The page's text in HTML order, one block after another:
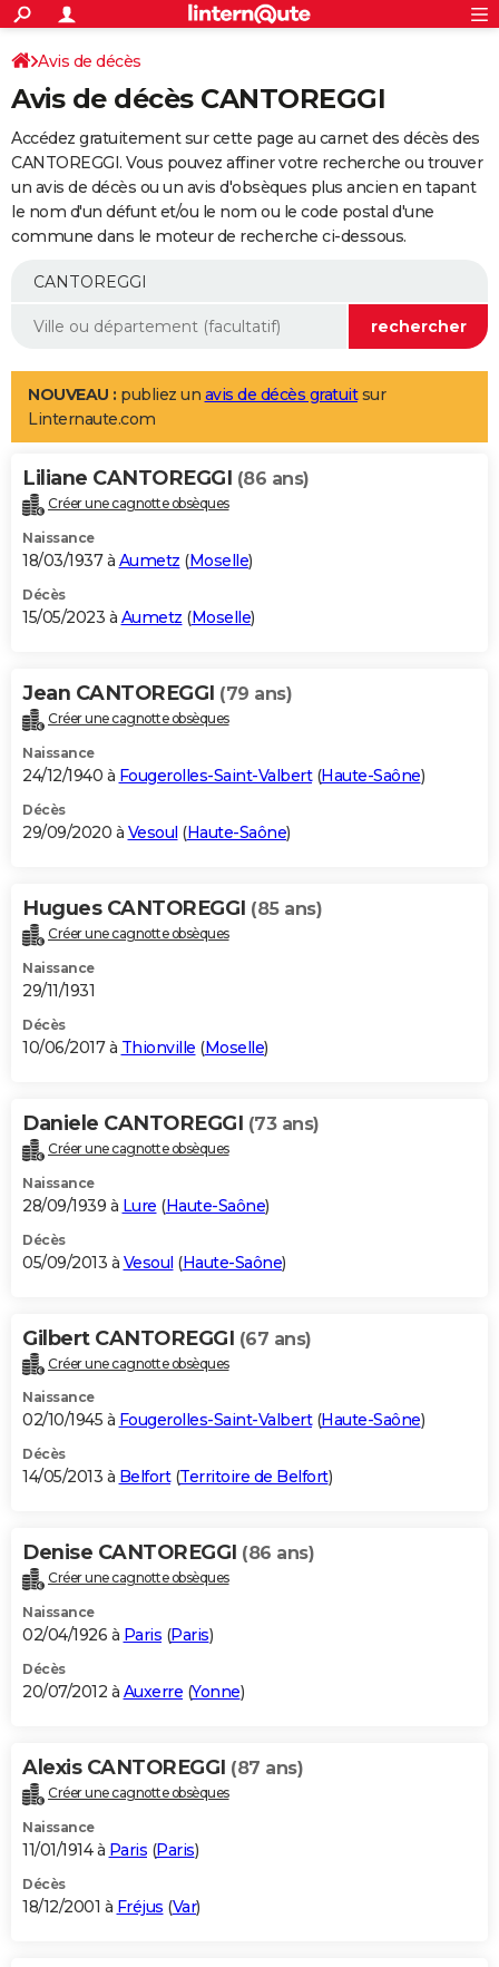
ACTUALITÉS
Politique
Société
Faits Divers
Education
Monde
Villes
+
SPORT
Coupe du monde 2026
Football
Tennis
Cyclisme
Rugby
Forum
Programme TV
TNT
Streaming
Cinéma
Sorties cinéma
Musique
+
FINANCE
Impôts
Immobilier
Risques naturels par ville
Banque
Assurance
Crédit
AUTO
Essais
Réserver un essai
Citadines
Berlines
SUV
Forum auto
+
Mobiles
Meilleur smartphone
Internet
Ordinateurs
Jeux vidéo
Guide high-tech
Aménagement intérieur
LIFESTYLE
Art de vivre
Bien-être
Loisirs
Mode
Modes de vie
Alimentation
Guide de la santé
Maladies
Médicaments
Sommeil
VOYAGE
Destinations
City break
Voyage nature
Voyage de noces
Forum
Climat
+PHOTO
GUIDES D'ACHAT
BONS PLANS
Carte de Noël
Carte Bonne année
Carte Saint-Valentin
Carte Pâques
Carte d'anniversaire
DICTIONNAIRE
Dictionnaire
Biographies
Citations
Expressions
Proverbes
PROGRAMME TV
S'inscrire
Se connecter
Lycées
Collèges
Primaires
Universités
Entreprises
Service militaire
Avis de recherche
AVIS DE DÉCÈS
Bricolage
Lifestyle
Culture
Sport
Auto
Television
Voyage
Cinema
Avis de décès
Avis de décès CANTOREGGI
Accédez gratuitement sur cette page au carnet des décès des
CANTOREGGI. Vous pouvez affiner votre recherche ou trouver
un avis de décès ou un avis d'obsèques plus ancien en tapant
le nom d'un défunt et/ou le nom ou le code postal d'une
commune dans le moteur de recherche ci-dessous.
NOUVEAU : publiez un avis de décès gratuitsur
Linternaute.com
Liliane CANTOREGGI (86 ans)
Créer une cagnotte obsèques
Naissance
18/03/1937 à Aumetz (Moselle)
Décès
15/05/2023 à Aumetz (Moselle)
Jean CANTOREGGI (79 ans)
Créer une cagnotte obsèques
Naissance
24/12/1940 à Fougerolles-Saint-Valbert(Haute-Saône)
Décès
29/09/2020 à Vesoul (Haute-Saône)
Hugues CANTOREGGI (85 ans)
Créer une cagnotte obsèques
Naissance
29/11/1931
Décès
10/06/2017 à Thionville (Moselle)
Daniele CANTOREGGI (73 ans)
Créer une cagnotte obsèques
Naissance
28/09/1939 à Lure (Haute-Saône)
Décès
05/09/2013 à Vesoul (Haute-Saône)
Gilbert CANTOREGGI (67 ans)
Créer une cagnotte obsèques
Naissance
02/10/1945 à Fougerolles-Saint-Valbert(Haute-Saône)
Décès
14/05/2013 à Belfort(Territoire de Belfort)
Denise CANTOREGGI (86 ans)
Créer une cagnotte obsèques
Naissance
02/04/1926 à Paris (Paris)
Décès
20/07/2012 à Auxerre (Yonne)
Alexis CANTOREGGI (87 ans)
Créer une cagnotte obsèques
Naissance
11/01/1914 à Paris (Paris)
Décès
18/12/2001 à Fréjus (Var)